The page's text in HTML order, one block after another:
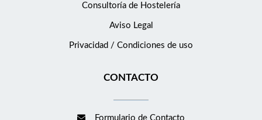
Consultoría de Hostelería
Aviso Legal
Privacidad / Condiciones de uso
CONTACTO
Formulario de Contacto